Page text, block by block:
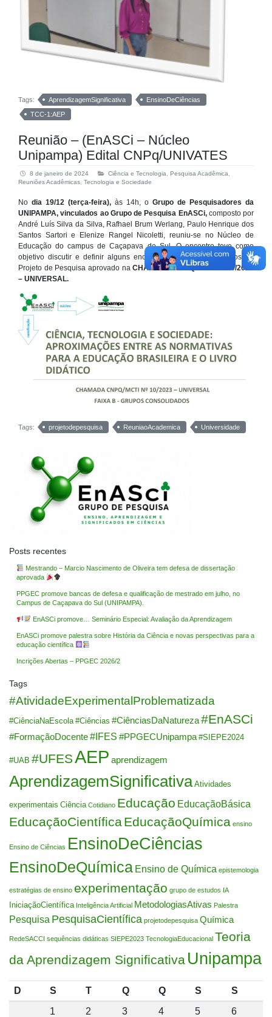
Tags: AprendizagemSignificativa
EnsinoDeCiências
TCC-1:AEP
Reunião – (EnASCi – Núcleo
Unipampa) Edital CNPq/UNIVATES
8 de janeiro de 2024 Ciência e Tecnologia, Pesquisa Acadêmica,
Reuniões Acadêmicas, Tecnologia e Sociedade
No dia 19/12 (terça-feira), às 14h, o Grupo de Pesquisadores da
UNIPAMPA, vinculados ao Grupo de Pesquisa EnASCi,composto por
André Luís Silva da Silva, Rafhael Brum Werlang, Paulo Henrique dos
Santos Sartori e Elenize Rangel Nicoletti, reuniu-se no Núcleo de
Educação do campus de Caçapava do Sul. O encontro teve como
objetivo discutir e definir alguns encaminhamentos relacionados ao
Projeto de Pesquisa aprovado naCHAMADA CNPQ/MCTI Nº 10/2023
– UNIVERSAL.
Tags: projetodepesquisa ReuniaoAcademica Universidade
Posts recentes
Mestrando – Marcio Nascimento de Oliveira tem defesa de dissertação
aprovada
PPGEC promove bancas de defesa e qualificação de mestrado em julho, no
Campus de Caçapava do Sul (UNIPAMPA).
EnASCi promove… Seminário Especial: Avaliação da Aprendizagem
EnASCi promove palestra sobre História da Ciência e novas perspectivas para a
educação científica
Incrições Abertas – PPGEC 2026/2
Tags
#AtividadeExperimentalProblematizada
#CiênciaNaEscola #Ciências #CiênciasDaNatureza#EnASCi
#FormaçãoDocente#IFES #PPGECUnipampa #SIEPE2024
#UAB #UFESAEP aprendizagem
AprendizagemSignificativa Atividades
experimentais Ciência Cotidiano Educação EducaçãoBásica
EducaçãoCientíficaEducaçãoQuímica ensino
Ensino de Ciências EnsinoDeCiências
EnsinoDeQuímica Ensino de Química epistemologia
estratégias de ensino experimentação grupo de estudos IA
IniciaçãoCientífica Inteligência Artificial MetodologiasAtivas Palestra
Pesquisa PesquisaCientífica projetodepesquisa Química
RedeSACCI sequências didáticas SIEPE2023 TecnologiaEducacional Teoria
da Aprendizagem Significativa Unipampa
D S T Q Q S
S
1
2 3 4 5
6